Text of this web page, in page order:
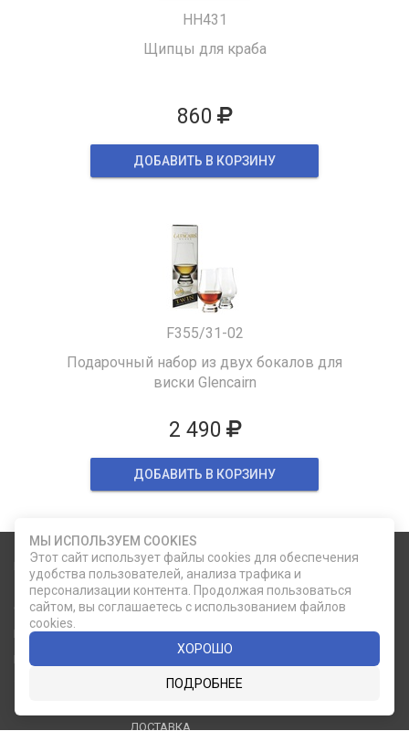
HH431
Щипцы для краба
860
ДОБАВИТЬ В КОРЗИНУ
F355/31-02
Подарочный набор из двух бокалов для
виски Glencairn
2 490
ДОБАВИТЬ В КОРЗИНУ
Карта сайта
О КОМПАНИИ
КАТАЛОГ
ПРОИЗВОДИТЕЛИ
НОВОСТИ
СТАТЬИ
PDF КАТАЛОГИ
ДОСТАВКА
Социальные сети
МЫ ИСПОЛЬЗУЕМ COOKIES
Этот сайт использует файлы cookies для обеспечения
удобства пользователей, анализа трафика и
персонализации контента. Продолжая пользоваться
сайтом, вы соглашаетесь с использованием файлов
cookies.
ХОРОШО
ПОДРОБНЕЕ